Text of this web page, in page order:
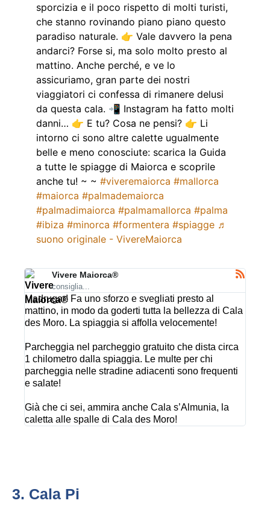
sporcizia e il poco rispetto di molti turisti,
che stanno rovinando piano piano questo
paradiso naturale. 👉 Vale davvero la pena
andarci? Forse si, ma solo molto presto al
mattino. Anche perché, e ve lo
assicuriamo, gran parte dei nostri
viaggiatori ci confessa di rimanere delusi
da questa cala. 📲 Instagram ha fatto molti
danni… 👉 E tu? Cosa ne pensi? 👉 Li
intorno ci sono altre calette ugualmente
belle e meno conosciute: scarica la Guida
a tutte le spiagge di Maiorca e scoprile
anche tu! ~ ~ #viveremaiorca #mallorca
#maiorca #palmademaiorca
#palmadimaiorca #palmamallorca #palma
#ibiza #minorca #formentera #spiagge ♬
suono originale - VivereMaiorca
Vivere Maiorca®
consiglia...
Madrugar! Fa uno sforzo e svegliati presto al
mattino, in modo da goderti tutta la bellezza di Cala
des Moro. La spiaggia si affolla velocemente!
Parcheggia nel parcheggio gratuito che dista circa
1 chilometro dalla spiaggia. Le multe per chi
parcheggia nelle stradine adiacenti sono frequenti
e salate!
Già che ci sei, ammira anche Cala s’Almunia, la
caletta alle spalle di Cala des Moro!
3. Cala Pi